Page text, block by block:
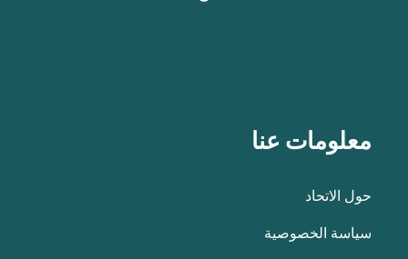
معلومات عنا
حول الاتحاد
سياسة الخصوصية